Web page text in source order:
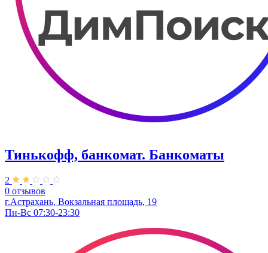
Тинькофф, банкомат. Банкоматы
2
0 отзывов
г.Астрахань, Вокзальная площадь, 19
Пн-Вс 07:30-23:30